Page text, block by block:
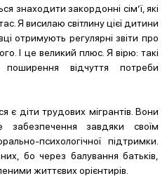
знаходити закордонні сім’ї, які
Я висилаю світлину цієї дитини
отримують регулярні звіти про
І це великий плюс. Я вірю: такі
відчуття потреби
є діти трудових мігрантів. Вони
завдяки своїм
психологічної підтримки.
бо через балування батьків,
життєвих орієнтирів.